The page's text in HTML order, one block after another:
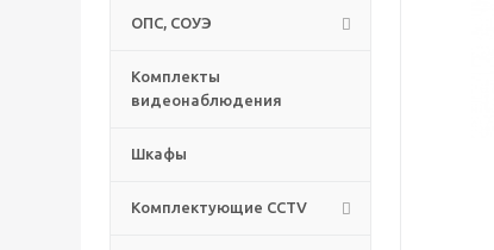
ОПС, СОУЭ
Комплекты
видеонаблюдения
Шкафы
Комплектующие CCTV